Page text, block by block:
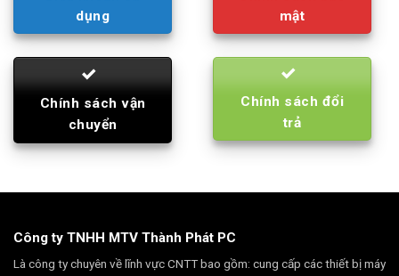
dụng
mật
Chính sách vận
chuyển
Chính sách đổi
trả
Công ty TNHH MTV Thành Phát PC
Là công ty chuyên về lĩnh vực CNTT bao gồm: cung cấp các thiết bị máy